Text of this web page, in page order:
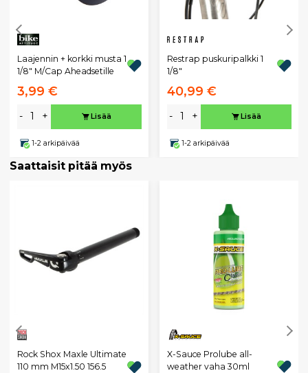
Laajennin + korkki musta 1
1/8" M/Cap Aheadsetille
3,99 €
- + Lisää
1-2 arkipäivää
Restrap puskuripalkki 1
1/8"
40,99 €
- + Lisää
1-2 arkipäivää
Saattaisit pitää myös
Rock Shox Maxle Ultimate
110 mm M15x1.50 156.5
X-Sauce Prolube all-
weather vaha 30ml